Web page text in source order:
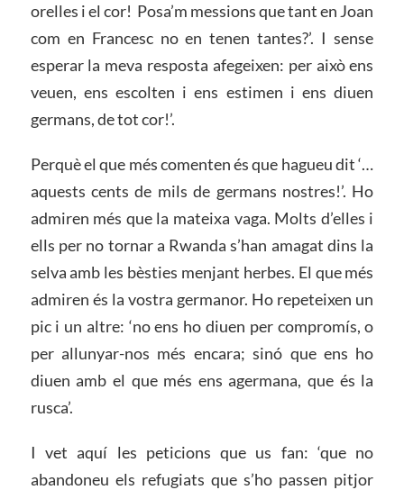
orelles i el cor! Posa’m messions que tant en Joan
com en Francesc no en tenen tantes?’. I sense
esperar la meva resposta afegeixen: per això ens
veuen, ens escolten i ens estimen i ens diuen
germans, de tot cor!’.
Perquè el que més comenten és que hagueu dit ‘…
aquests cents de mils de germans nostres!’. Ho
admiren més que la mateixa vaga. Molts d’elles i
ells per no tornar a Rwanda s’han amagat dins la
selva amb les bèsties menjant herbes. El que més
admiren és la vostra germanor. Ho repeteixen un
pic i un altre: ‘no ens ho diuen per compromís, o
per allunyar-nos més encara; sinó que ens ho
diuen amb el que més ens agermana, que és la
rusca’.
I vet aquí les peticions que us fan: ‘que no
abandoneu els refugiats que s’ho passen pitjor